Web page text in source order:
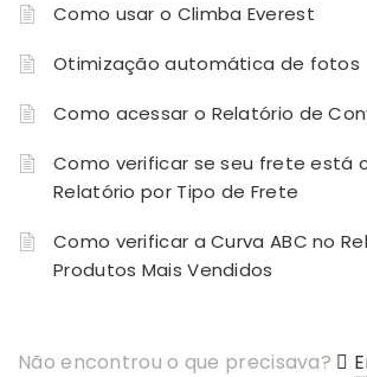
Como usar o Climba Everest
Otimização automática de fotos
Como acessar o Relatório de
Como verificar se seu frete está
Relatório por Tipo de Frete
Como verificar a Curva ABC no
Produtos Mais Vendidos
Não encontrou o que precisava?